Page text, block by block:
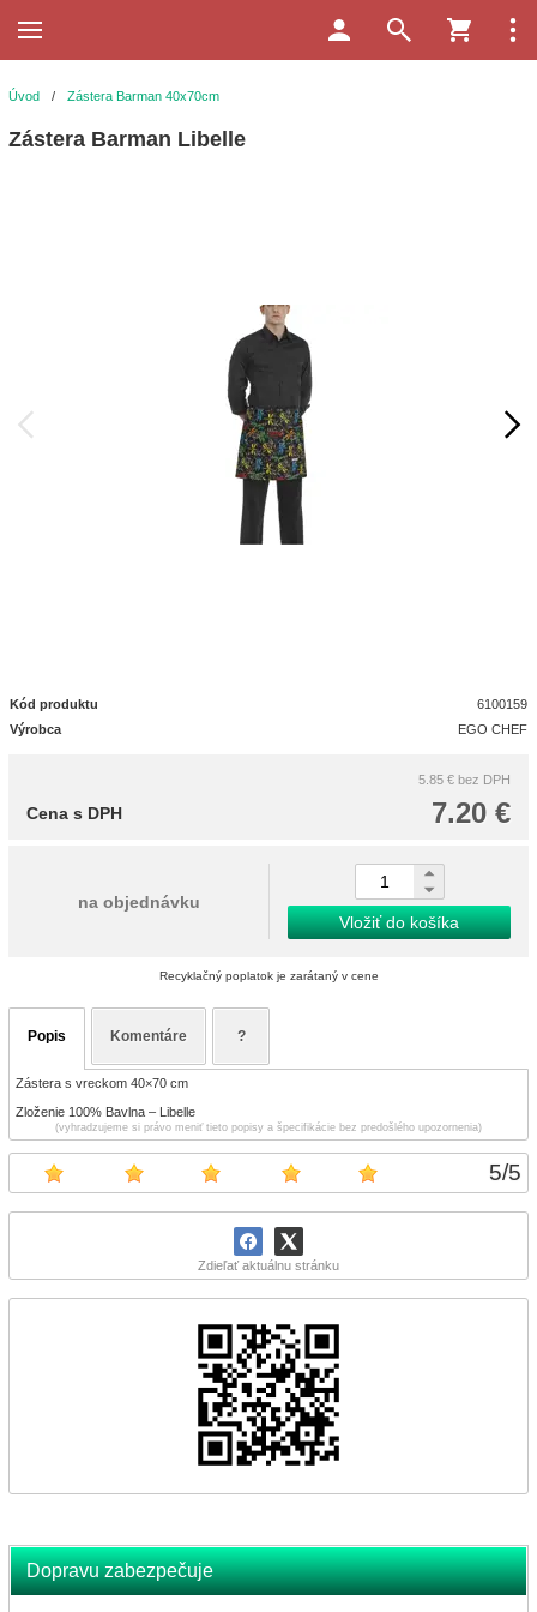
5/5
Zdieľať aktuálnu stránku
Dopravu zabezpečuje
Úvod / Zástera Barman 40x70cm
Zástera Barman Libelle
Kód produktu
6100159
Výrobca
EGO CHEF
5.85 € bez DPH
7.20 €
Cena s DPH
na objednávku
Vložiť do košíka
Recyklačný poplatok je zarátaný v cene
Popis Komentáre ?
Zástera s vreckom 40×70 cm
Zloženie 100% Bavlna – Libelle
(vyhradzujeme si právo meniť tieto popisy a špecifikácie bez predošlého upozornenia)